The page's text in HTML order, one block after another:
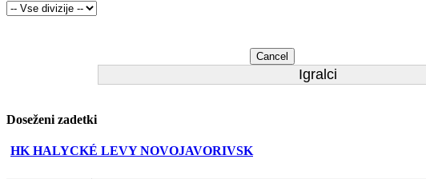
Cancel
Igralci
Doseženi zadetki
HK HALYCKÉ LEVY NOVOJAVORIVSK